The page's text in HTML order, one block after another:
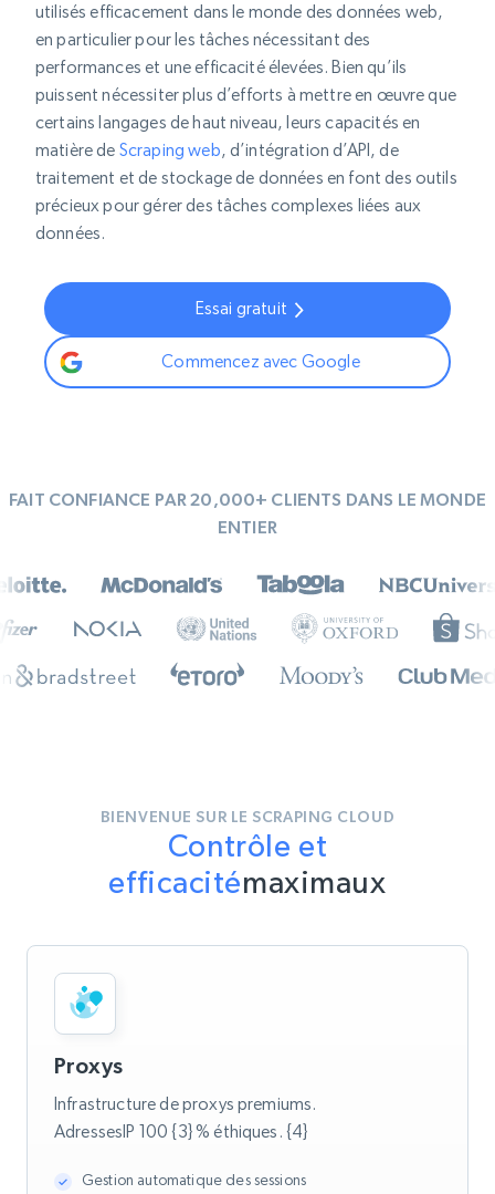
utilisés efficacement dans le monde des données web,
en particulier pour les tâches nécessitant des
performances et une efficacité élevées. Bien qu’ils
puissent nécessiter plus d’efforts à mettre en œuvre que
certains langages de haut niveau, leurs capacités en
matière de Scraping web, d’intégration d’API, de
traitement et de stockage de données en font des outils
précieux pour gérer des tâches complexes liées aux
données.
Essai gratuit
Commencez avec Google
FAIT CONFIANCE PAR 20,000+ CLIENTS DANS LE MONDE
ENTIER
BIENVENUE SUR LE SCRAPING CLOUD
Contrôle et
efficacitémaximaux
Proxys
Infrastructure de proxys premiums.
AdressesIP 100 {3} % éthiques. {4}
Gestion automatique des sessions